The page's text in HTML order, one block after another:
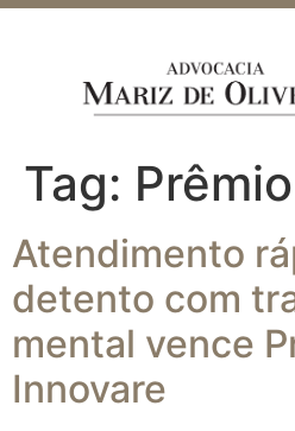
Tag:
Atendimento
detento com
mental vence
Innovare